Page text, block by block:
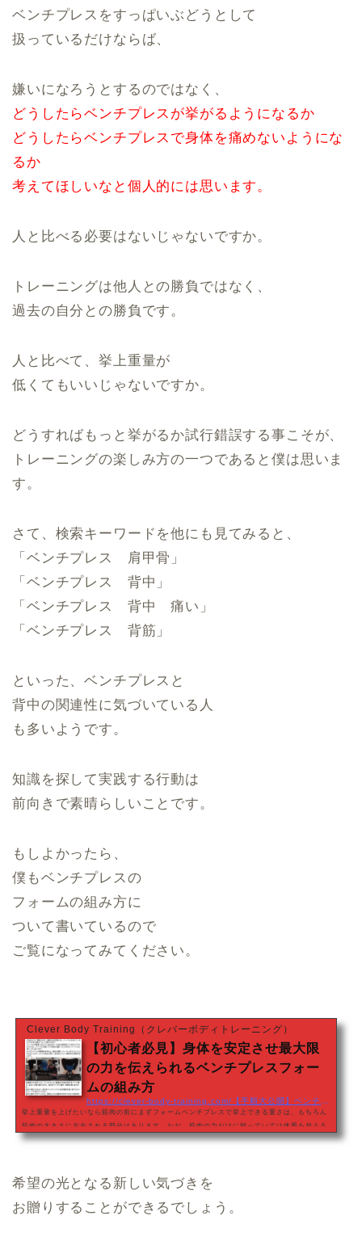
ベンチプレスをすっぱいぶどうとして
扱っているだけならば、
嫌いになろうとするのではなく、
どうしたらベンチプレスが挙がるようになるか
どうしたらベンチプレスで身体を痛めないようにな
るか
考えてほしいなと個人的には思います。
人と比べる必要はないじゃないですか。
トレーニングは他人との勝負ではなく、
過去の自分との勝負です。
人と比べて、挙上重量が
低くてもいいじゃないですか。
どうすればもっと挙がるか試行錯誤する事こそが、
トレーニングの楽しみ方の一つであると僕は思いま
す。
さて、検索キーワードを他にも見てみると、
「ベンチプレス 肩甲骨」
「ベンチプレス 背中」
「ベンチプレス 背中 痛い」
「ベンチプレス 背筋」
といった、ベンチプレスと
背中の関連性に気づいている人
も多いようです。
知識を探して実践する行動は
前向きで素晴らしいことです。
もしよかったら、
僕もベンチプレスの
フォームの組み方に
ついて書いているので
ご覧になってみてください。
Clever Body Training（クレバーボディトレーニング）
【初心者必見】身体を安定させ最大限
の力を伝えられるベンチプレスフォー
ムの組み方
挙上重量を上げたいなら筋肉の前にまずフォームベンチプレスで挙上できる重さは、もちろん
筋肉の大きさに左右される部分はあります。ただ、筋肉の力だけに頼っていては体重を超える
ような重さを挙げるのは非常に難しいです。筋肉は縮むことによって力を発揮します。その力
り、バーベルがぐらつかないように安定して支えたりすることにも使われます。それら…
希望の光となる新しい気づきを
お贈りすることができるでしょう。